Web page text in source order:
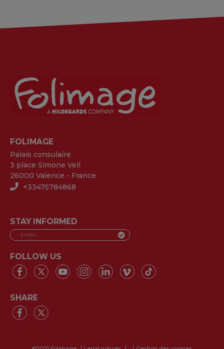
FOLIMAGE
Palais consulaire
3 place Simone Veil
26000 Valence - France
+33475784868
STAY INFORMED
FOLLOW US
SHARE